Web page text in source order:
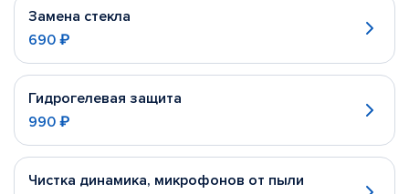
Замена стекла
690 ₽
Гидрогелевая защита
990 ₽
Чистка динамика, микрофонов от пыли